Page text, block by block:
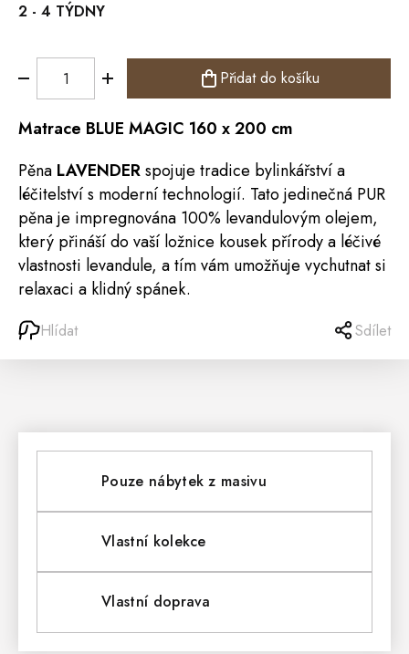
cena:
2 - 4 TÝDNY
Přidat do košíku
Matrace BLUE MAGIC 160 x 200 cm
Pěna LAVENDERspojuje tradice bylinkářství a
léčitelství s moderní technologií. Tato jedinečná PUR
pěna je impregnována 100% levandulovým olejem,
který přináší do vaší ložnice kousek přírody a léčivé
vlastnosti levandule, a tím vám umožňuje vychutnat si
relaxaci a klidný spánek.
Hlídat Sdílet
Pouze nábytek z masivu
Vlastní kolekce
Vlastní doprava